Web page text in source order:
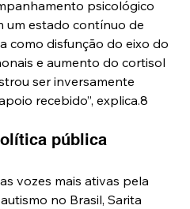
psicológico
um estado contínuo de
como disfunção do eixo do
e aumento do cortisol
ser inversamente
recebido”, explica.8
pública
vozes mais ativas pela
no Brasil, Sarita